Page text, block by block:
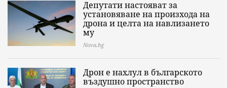
Депутати настояват за
установяване на произхода на
дрона и целта на навлизането
му
Nova.bg
Дрон е нахлул в българското
въздушно пространство